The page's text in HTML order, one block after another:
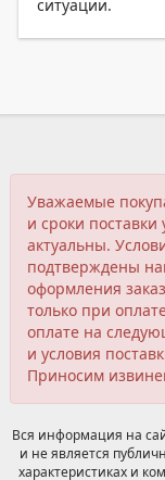
ситуации.
Уважаемые
и сроки
актуальны.
подтверждены
оформления
только при
оплате на
и условия
Приносим
Вся информация на
и не является
характеристиках и